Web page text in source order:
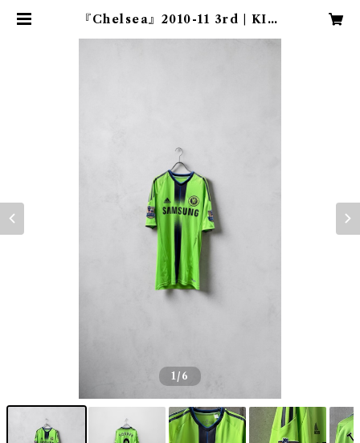
『Chelsea』2010-11 3rd | KIM
1/6